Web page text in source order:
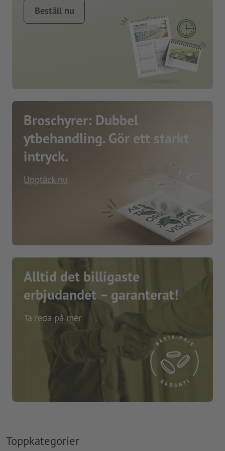
Beställ nu
Broschyrer: Dubbel
ytbehandling. Gör ett starkt
intryck.
Upptäck nu
Alltid det billigaste
erbjudandet – garanterat!
Ta reda på mer
Toppkategorier